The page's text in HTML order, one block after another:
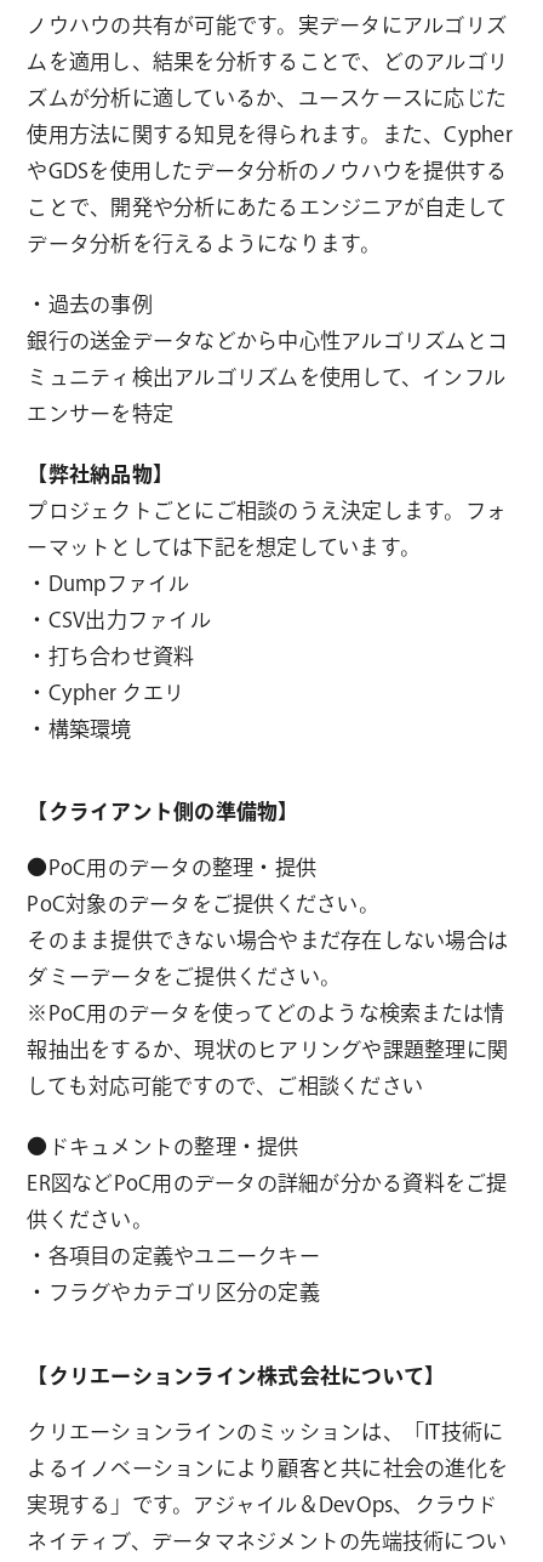
ノウハウの共有が可能です。実データにアルゴリズ
ムを適用し、結果を分析することで、どのアルゴリ
ズムが分析に適しているか、ユースケースに応じた
使用方法に関する知見を得られます。また、Cypher
やGDSを使用したデータ分析のノウハウを提供する
ことで、開発や分析にあたるエンジニアが自走して
データ分析を行えるようになります。
・過去の事例
銀行の送金データなどから中心性アルゴリズムとコ
ミュニティ検出アルゴリズムを使用して、インフル
エンサーを特定
【弊社納品物】
プロジェクトごとにご相談のうえ決定します。フォ
ーマットとしては下記を想定しています。
・Dumpファイル
・CSV出力ファイル
・打ち合わせ資料
・Cypher クエリ
・構築環境
【クライアント側の準備物】
●PoC用のデータの整理・提供
PoC対象のデータをご提供ください。
そのまま提供できない場合やまだ存在しない場合は
ダミーデータをご提供ください。
※PoC用のデータを使ってどのような検索または情
報抽出をするか、現状のヒアリングや課題整理に関
しても対応可能ですので、ご相談ください
●ドキュメントの整理・提供
ER図などPoC用のデータの詳細が分かる資料をご提
供ください。
・各項目の定義やユニークキー
・フラグやカテゴリ区分の定義
【クリエーションライン株式会社について】
クリエーションラインのミッションは、「IT技術に
よるイノベーションにより顧客と共に社会の進化を
実現する」です。アジャイル＆DevOps、クラウド
ネイティブ、データマネジメントの先端技術につい